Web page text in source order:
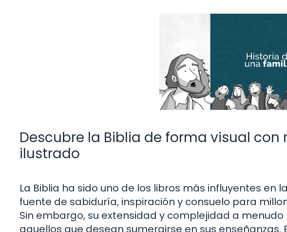
Descubre la Biblia de forma visual
ilustrado
La Biblia ha sido uno de los libros más influyentes en
fuente de sabiduría, inspiración y consuelo para
Sin embargo, su extensidad y complejidad a
aquellos que desean sumergirse en sus